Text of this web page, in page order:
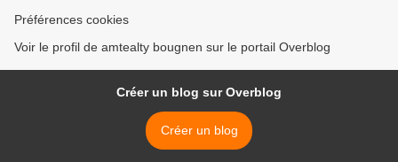
Préférences cookies
Voir le profil de amtealty bougnen sur le portail Overblog
Créer un blog sur Overblog
Créer un blog